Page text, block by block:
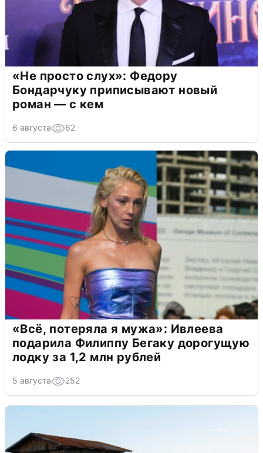
«Не просто слух»: Федору
Бондарчуку приписывают новый
роман — с кем
6 августа 62
«Всё, потеряла я мужа»: Ивлеева
подарила Филиппу Бегаку дорогущую
лодку за 1,2 млн рублей
5 августа 252